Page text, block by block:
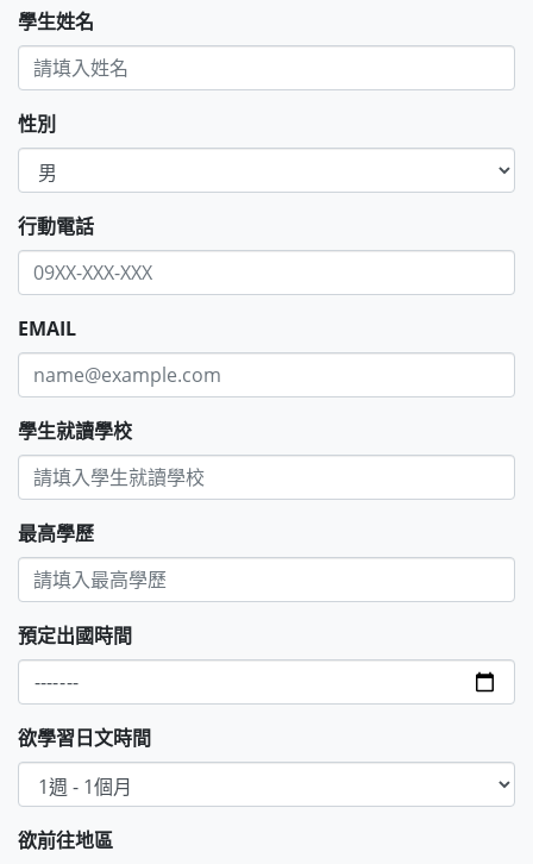
學生姓名
性別
行動電話
EMAIL
學生就讀學校
最高學歷
預定出國時間
欲學習日文時間
欲前往地區